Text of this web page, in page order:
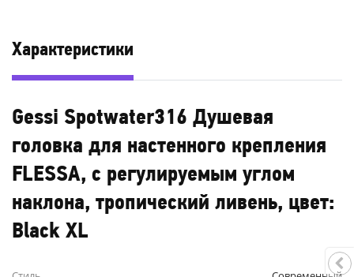
Характеристики
Gessi Spotwater316 Душевая
головка для настенного крепления
FLESSA, с регулируемым углом
наклона, тропический ливень, цвет:
Black XL